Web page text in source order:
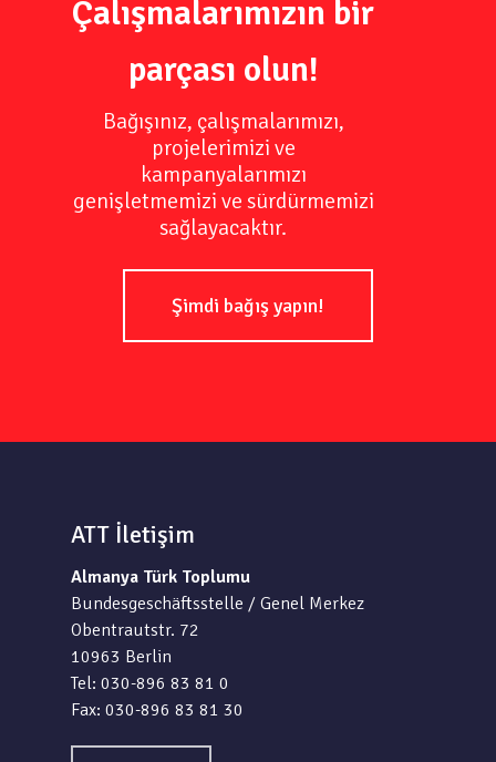
Çalışmalarımızın bir
parçası olun!
Bağışınız, çalışmalarımızı,
projelerimizi ve
kampanyalarımızı
genişletmemizi ve sürdürmemizi
sağlayacaktır.
Şimdi bağış yapın!
ATT İletişim
Almanya Türk Toplumu
Bundesgeschäftsstelle / Genel Merkez
Obentrautstr. 72
10963 Berlin
Tel: 030-896 83 81 0
Fax: 030-896 83 81 30